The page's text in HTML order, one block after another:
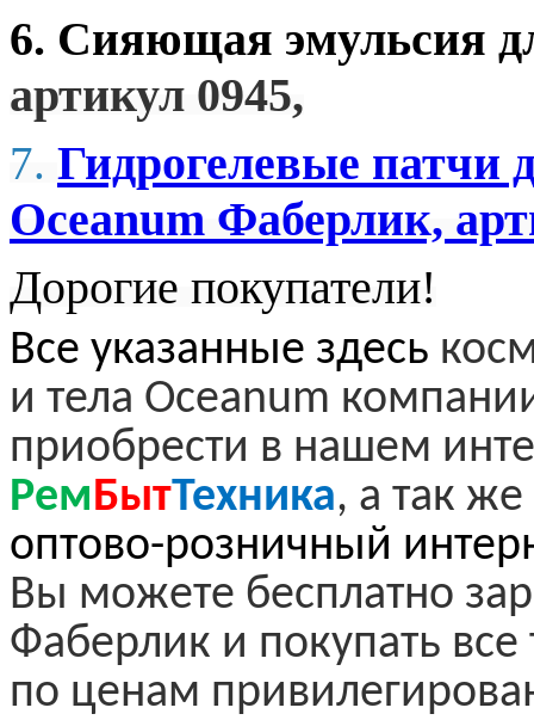
6. Сияющая эмульсия
артикул 0945,
7. Гидрогелевые патчи
Oceanum Фаберлик,
Дорогие покупатели!
Все указанные здесь
и тела Oceanum
приобрести в нашем
РемБытТехника, а так
оптово-розничный
Вы можете бесплатно
Фаберлик и покупать
по ценам